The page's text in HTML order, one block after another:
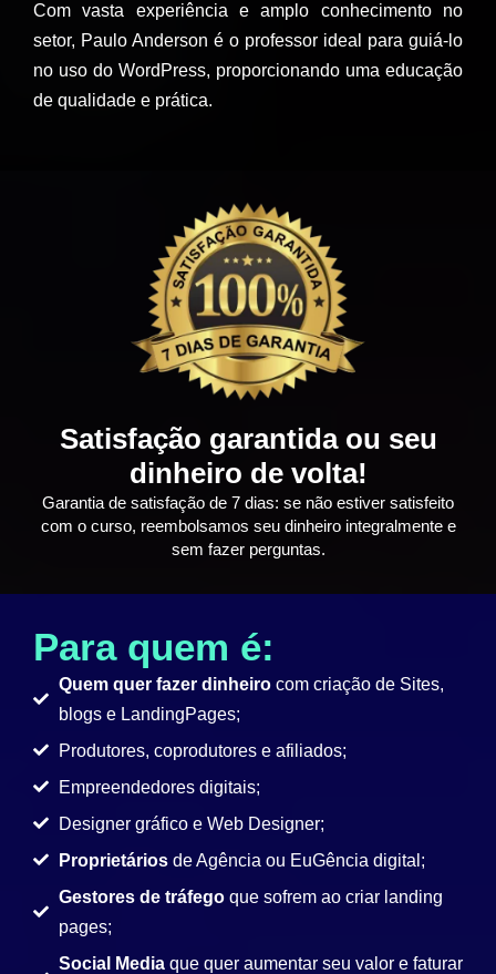
Com vasta experiência e amplo conhecimento no
setor, Paulo Anderson é o professor ideal para guiá-lo
no uso do WordPress, proporcionando uma educação
de qualidade e prática.
Satisfação garantida ou seu
dinheiro de volta!
Garantia de satisfação de 7 dias: se não estiver satisfeito
com o curso, reembolsamos seu dinheiro integralmente e
sem fazer perguntas.
Para quem é:
Quem quer fazer dinheiro com criação de Sites,
blogs e LandingPages;
Produtores, coprodutores e afiliados;
Empreendedores digitais;
Designer gráfico e Web Designer;
Proprietários de Agência ou EuGência digital;
Gestores de tráfegoque sofrem ao criar landing
pages;
Social Media que quer aumentar seu valor e faturar